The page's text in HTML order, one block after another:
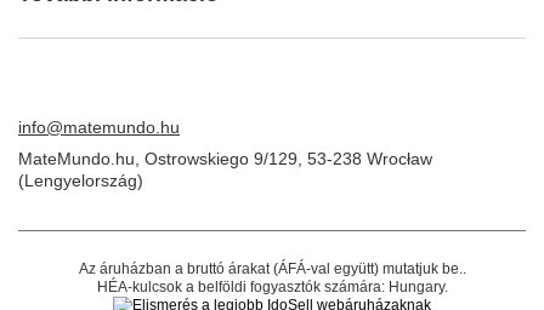
info@matemundo.hu
MateMundo.hu Ostrowskiego 9/129 53-238 Wrocław
(Lengyelország)
Az áruházban a bruttó árakat (ÁFÁ-val együtt) mutatjuk be..
HÉA-kulcsok a belföldi fogyasztók számára: Hungary.